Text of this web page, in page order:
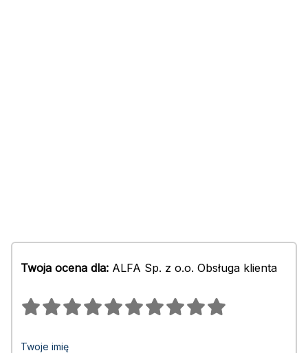
Twoja ocena dla: ALFA Sp. z o.o. Obsługa klienta
Twoje imię